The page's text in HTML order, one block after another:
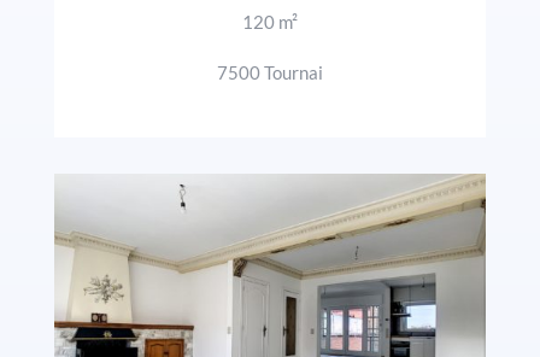
120 m²
7500 Tournai